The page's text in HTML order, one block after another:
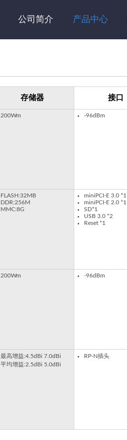
公司简介 产品中心
存储器 接口
200Wm -96dBm
FLASH:32MB
DDR:256M
MMC:8G
miniPCI-E 3.0 *1
miniPCI-E 2.0 *1
SD*1
USB 3.0 *2
Reset *1
200Wm -96dBm
最高增益:4.5dBi 7.0dBi​
平均增益:2.5dBi 5.0dBi
RP-N插头